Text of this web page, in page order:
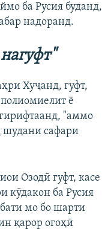
ба Русия буданд,
надоранд.
Хуҷанд, гуфт,
ё
"аммо
шудани сафари
Озодӣ гуфт, касе
кӯдакон ба Русия
мо бо шарти
қарор огоҳӣ